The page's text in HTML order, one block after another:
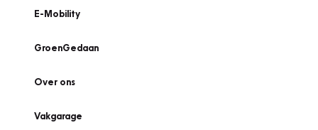
E-Mobility
GroenGedaan
Over ons
Vakgarage